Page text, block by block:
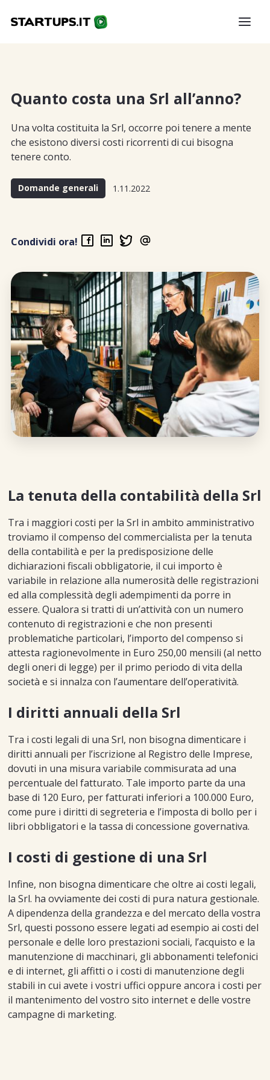
Quanto costa una Srl all’anno?
Una volta costituita la Srl, occorre poi tenere a mente
che esistono diversi costi ricorrenti di cui bisogna
tenere conto.
Domande generali 1.11.2022
Condividi ora!
La tenuta della contabilità della Srl
Tra i maggiori costi per la Srl in ambito amministrativo
troviamo il compenso del commercialista per la tenuta
della contabilità e per la predisposizione delle
dichiarazioni fiscali obbligatorie, il cui importo è
variabile in relazione alla numerosità delle registrazioni
ed alla complessità degli adempimenti da porre in
essere. Qualora si tratti di un’attività con un numero
contenuto di registrazioni e che non presenti
problematiche particolari, l’importo del compenso si
attesta ragionevolmente in Euro 250,00 mensili (al netto
degli oneri di legge) per il primo periodo di vita della
società e si innalza con l’aumentare dell’operatività.
I diritti annuali della Srl
Tra i costi legali di una Srl, non bisogna dimenticare i
diritti annuali per l’iscrizione al Registro delle Imprese,
dovuti in una misura variabile commisurata ad una
percentuale del fatturato. Tale importo parte da una
base di 120 Euro, per fatturati inferiori a 100.000 Euro,
come pure i diritti di segreteria e l’imposta di bollo per i
libri obbligatori e la tassa di concessione governativa.
I costi di gestione di una Srl
Infine, non bisogna dimenticare che oltre ai costi legali,
la Srl. ha ovviamente dei costi di pura natura gestionale.
A dipendenza della grandezza e del mercato della vostra
Srl, questi possono essere legati ad esempio ai costi del
personale e delle loro prestazioni sociali, l’acquisto e la
manutenzione di macchinari, gli abbonamenti telefonici
e di internet, gli affitti o i costi di manutenzione degli
stabili in cui avete i vostri uffici oppure ancora i costi per
il mantenimento del vostro sito internet e delle vostre
campagne di marketing.